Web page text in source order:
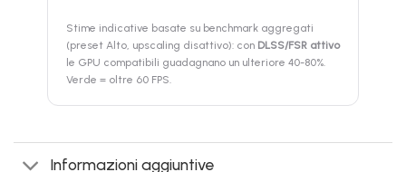
Stime indicative basate su benchmark aggregati
(preset Alto, upscaling disattivo): con DLSS/FSR attivo
le GPU compatibili guadagnano un ulteriore 40-80%.
Verde = oltre 60 FPS.
Informazioni aggiuntive